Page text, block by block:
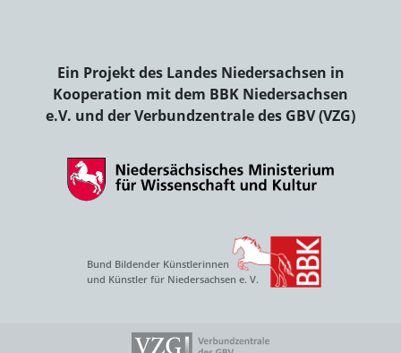
Ein Projekt des Landes Niedersachsen in
Kooperation mit dem BBK Niedersachsen
e.V. und der Verbundzentrale des GBV (VZG)
Bund Bildender Künstlerinnen
und Künstler für Niedersachsen e. V.